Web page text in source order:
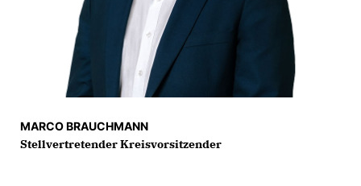
MARCO BRAUCHMANN
Stellvertretender Kreisvorsitzender